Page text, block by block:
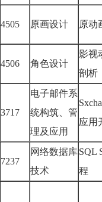
4505 原画设计 原
4506 角色设计
影视
剖析
3717
电子邮件系
统构筑、管
理及应用
应用
7237
网络数据库
技术
SQL
程